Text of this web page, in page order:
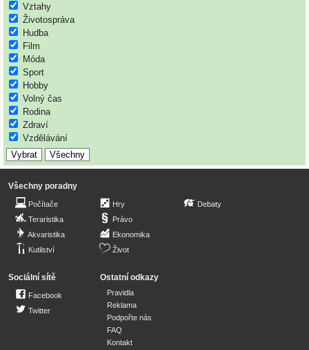
Vztahy
Životospráva
Hudba
Film
Móda
Sport
Hobby
Volný čas
Rodina
Zdraví
Vzdělávání
Všechny poradny
Počítače
Teraristika
Akvaristika
Kutilství
Hry
Právo
Ekonomika
Život
Debaty
Sociální sítě
Facebook
Twitter
Ostatní odkazy
Pravidla
Reklama
Podpořte nás
FAQ
Kontakt